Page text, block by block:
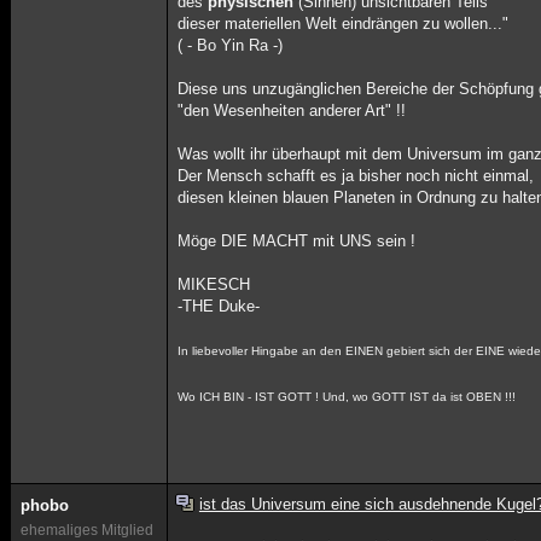
dieser materiellen Welt eindrängen zu wollen..."
( - Bo Yin Ra -)
Diese uns unzugänglichen Bereiche der Schöpfung
"den Wesenheiten anderer Art" !!
Was wollt ihr überhaupt mit dem Universum im
Der Mensch schafft es ja bisher noch nicht einmal,
diesen kleinen blauen Planeten in Ordnung zu
Möge DIE MACHT mit UNS sein !
MIKESCH
-THE Duke-
In liebevoller Hingabe an den EINEN gebiert sich der EINE
Wo ICH BIN - IST GOTT ! Und, wo GOTT IST da ist OBEN !!!
phobo
ehemaliges Mitglied
ist das Universum eine sich ausdehnende